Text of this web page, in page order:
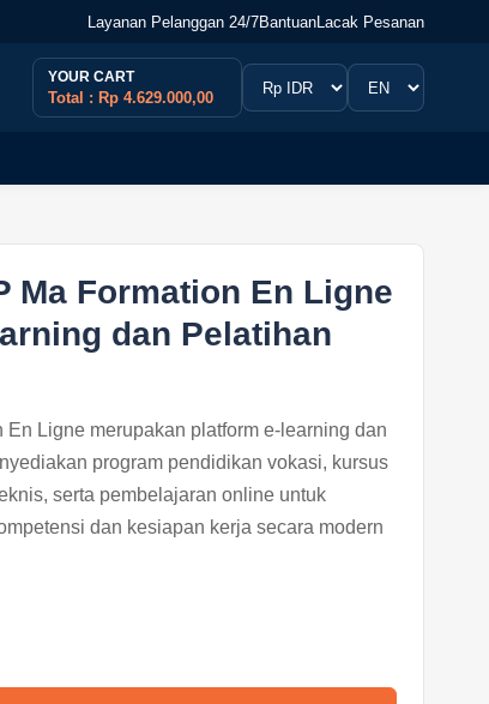
Layanan Pelanggan 24/7BantuanLacak Pesanan
YOUR CART
Total : Rp 4.629.000,00
Ma Formation En Ligne
dan Pelatihan
En Ligne merupakan platform e-learning dan
program pendidikan vokasi, kursus
serta pembelajaran online untuk
dan kesiapan kerja secara modern